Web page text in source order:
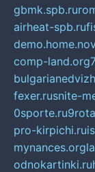
gbmk.spb.ru
airheat-spb.ru
comp-land.org
fexer.rusnite-
0sporte.ru
pro-kirpichi.ru
mynances.org
odnokartinki.ru